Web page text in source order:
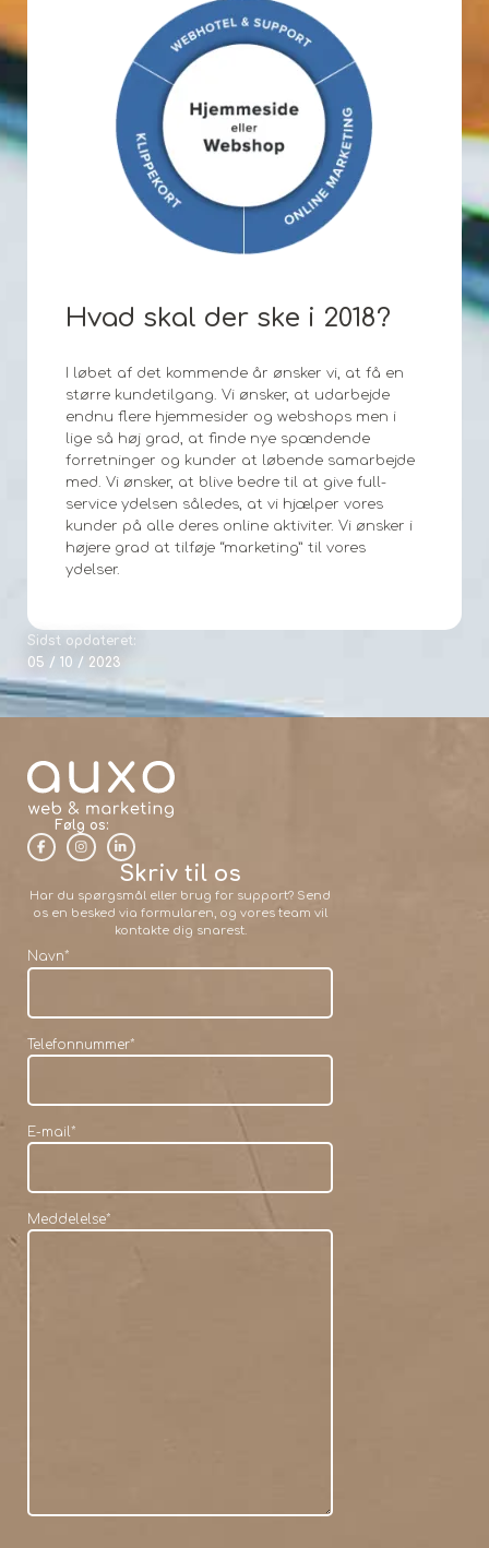
Hvad skal der ske i 2018?
I løbet af det kommende år ønsker vi, at få en
større kundetilgang. Vi ønsker, at udarbejde
endnu flere hjemmesider og webshops men i
lige så høj grad, at finde nye spændende
forretninger og kunder at løbende samarbejde
med. Vi ønsker, at blive bedre til at give full-
service ydelsen således, at vi hjælper vores
kunder på alle deres online aktiviter. Vi ønsker i
højere grad at tilføje “marketing” til vores
ydelser.
Sidst opdateret:
05 / 10 / 2023
Følg os:
Skriv til os
Har du spørgsmål eller brug for support? Send
os en besked via formularen, og vores team vil
kontakte dig snarest.
Navn*
Telefonnummer*
E-mail*
Meddelelse*